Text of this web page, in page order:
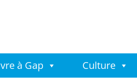
à Gap Culture